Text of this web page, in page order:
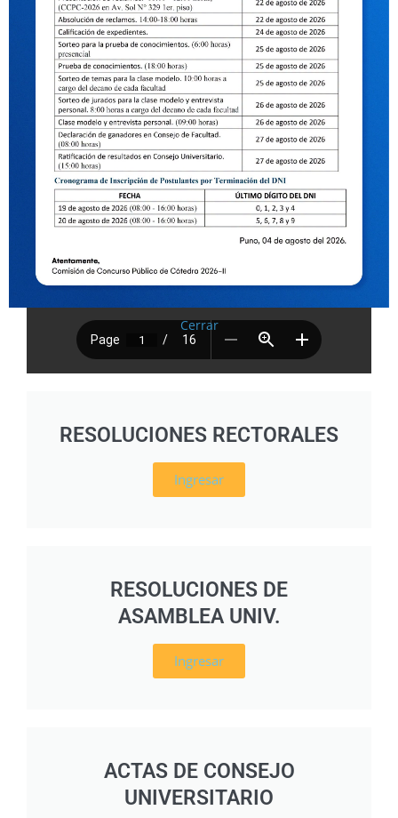
RESOLUCIONES RECTORALES
Ingresar
RESOLUCIONES DE
ASAMBLEA UNIV.
Ingresar
ACTAS DE CONSEJO
UNIVERSITARIO
Cerrar